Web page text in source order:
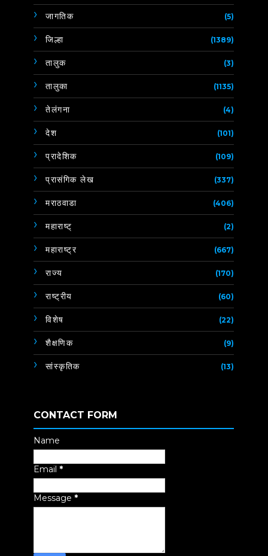
जागतिक (5)
जिल्हा (1389)
तालुक (3)
तालुका (1135)
तेलंगना (4)
देश (101)
प्रादेशिक (109)
प्रासंगिक लेख (337)
मराठवाडा (406)
महाराष्ट् (2)
महाराष्ट्र (667)
राज्य (170)
राष्ट्रीय (60)
विशेष (22)
शैक्षणिक (9)
सांस्कृतिक (13)
CONTACT FORM
Name
Email *
Message *